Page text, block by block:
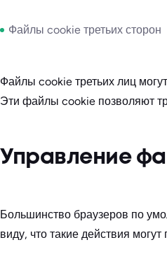
Файлы cookie третьих сторон
Файлы cookie третьих лиц
Эти файлы cookie позволяют
Управление
Большинство браузеров по
виду, что такие действия